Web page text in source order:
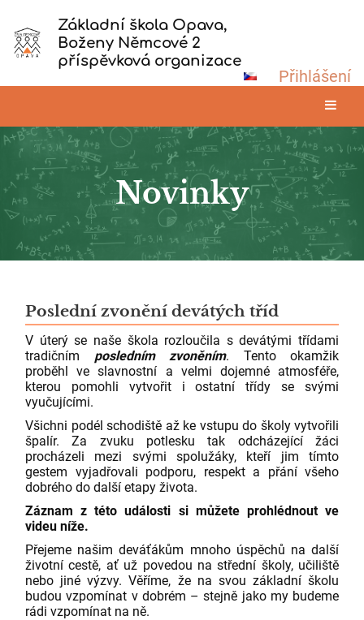
Základní škola Opava,
Boženy Němcové 2
příspěvková organizace
Přihlášení
Novinky
Poslední zvonění devátých tříd
V úterý se naše škola rozloučila s devátými třídami
tradičním
posledním zvoněním. Tento okamžik
proběhl ve slavnostní a velmi dojemné atmosféře,
kterou pomohli vytvořit i ostatní třídy se svými
vyučujícími.
Všichni podél schodiště až ke vstupu do školy vytvořili
špalír. Za zvuku potlesku tak odcházející žáci
procházeli mezi svými spolužáky, kteří jim tímto
gestem vyjadřovali podporu, respekt a přání všeho
dobrého do další etapy života.
Záznam z této události si můžete prohlédnout ve
videu níže.
Přejeme našim deváťákům mnoho úspěchů na další
životní cestě, ať už povedou na střední školy, učiliště
nebo jiné výzvy. Věříme, že na svou základní školu
budou vzpomínat v dobrém – stejně jako my budeme
rádi vzpomínat na ně.